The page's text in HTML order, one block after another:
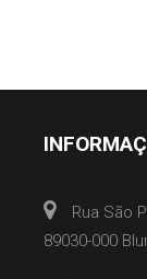
Rua São
89030-000